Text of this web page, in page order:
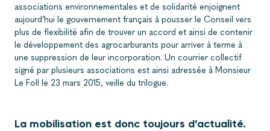
associations environnementales et de solidarité enjoignent
aujourd’hui le gouvernement français à pousser le Conseil vers
plus de flexibilité afin de trouver un accord et ainsi de contenir
le développement des agrocarburants pour arriver à terme à
une suppression de leur incorporation. Un courrier collectif
signé par plusieurs associations est ainsi adressée à Monsieur
Le Foll le 23 mars 2015, veille du trilogue.
La mobilisation est donc toujours d’actualité.